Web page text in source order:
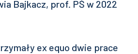
Bajkacz, prof. PŚ w 2022
ex equo dwie prace